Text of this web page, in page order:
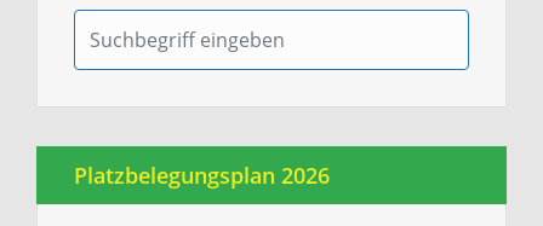
Platzbelegungsplan 2026